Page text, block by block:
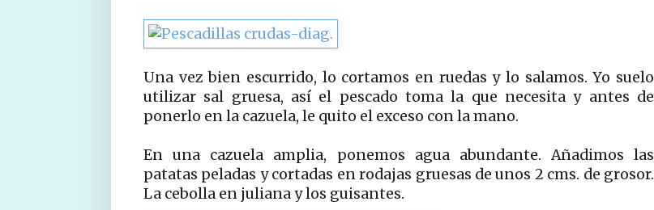
Una vez bien escurrido, lo cortamos en ruedas y lo salamos. Yo suelo
utilizar sal gruesa, así el pescado toma la que necesita y antes de
ponerlo en la cazuela, le quito el exceso con la mano.
En una cazuela amplia, ponemos agua abundante. Añadimos las
patatas peladas y cortadas en rodajas gruesas de unos 2 cms. de grosor.
La cebolla en juliana y los guisantes.